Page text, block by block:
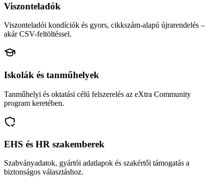
Viszonteladók
Viszonteladói kondíciók és gyors, cikkszám-alapú újrarendelés –
akár CSV-feltöltéssel.
Iskolák és tanműhelyek
Tanműhelyi és oktatási célú felszerelés az eXtra Community
program keretében.
EHS és HR szakemberek
Szabványadatok, gyártói adatlapok és szakértői támogatás a
biztonságos választáshoz.